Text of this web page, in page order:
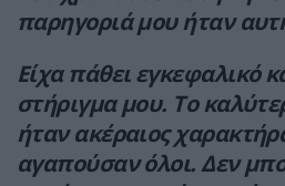
παρηγοριά μου ήταν
Είχα πάθει εγκεφαλικό
στήριγμα μου. Το
ήταν ακέραιος
αγαπούσαν όλοι. Δεν